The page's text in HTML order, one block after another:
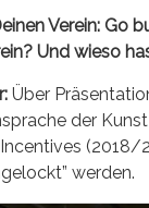
Verein: Go
Und wieso
Über
der
werden.